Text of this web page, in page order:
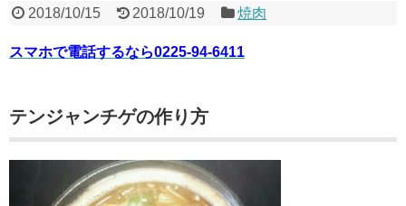
2018/10/15 2018/10/19 焼肉
スマホで電話するなら0225-94-6411
テンジャンチゲの作り方